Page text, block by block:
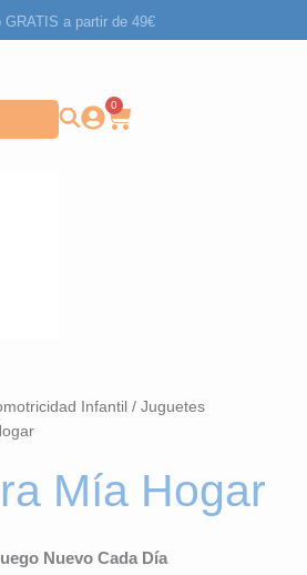
GRATIS a partir de 49€
MENÚ
0
Carrito
Infantil / Juguetes
Mía Hogar
Nuevo Cada Día